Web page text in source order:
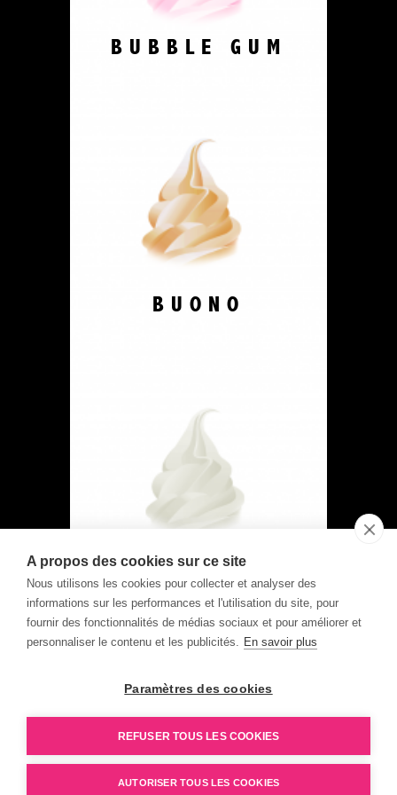
BUBBLE GUM
BUONO
NATURAL YOGURT
Soft ice cream
Cones
Formules combinées
Granitas
Accessoires Triomphe
About us
A propos des cookies sur ce site
Nous utilisons les cookies pour collecter et analyser des
informations sur les performances et l'utilisation du site, pour
fournir des fonctionnalités de médias sociaux et pour améliorer et
personnaliser le contenu et les publicités. En savoir plus
Paramètres des cookies
REFUSER TOUS LES COOKIES
AUTORISER TOUS LES COOKIES